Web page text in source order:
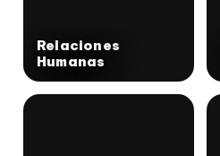
Relaciones
Humanas